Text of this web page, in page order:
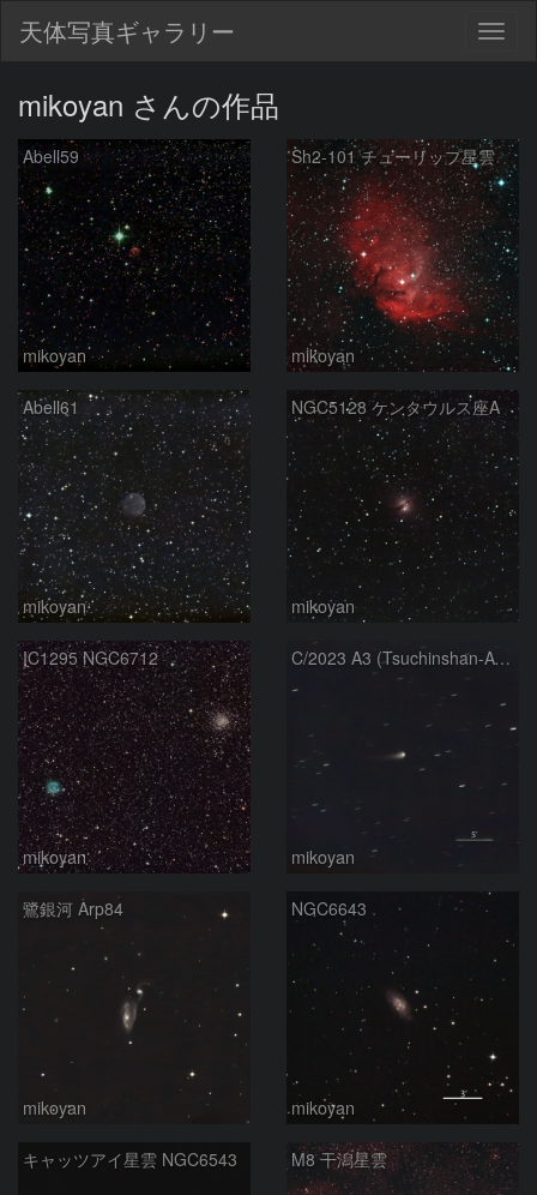
天体写真ギャラリー
mikoyan さんの作品
Abell59
mikoyan
Sh2-101 チューリップ星雲
mikoyan
Abell61
mikoyan
NGC5128 ケンタウルス座A
mikoyan
IC1295 NGC6712
mikoyan
C/2023 A3 (Tsuchinshan-ATLAS 紫金山-アトラス彗星)
mikoyan
鷺銀河 Arp84
mikoyan
NGC6643
mikoyan
キャッツアイ星雲 NGC6543 M8 干潟星雲